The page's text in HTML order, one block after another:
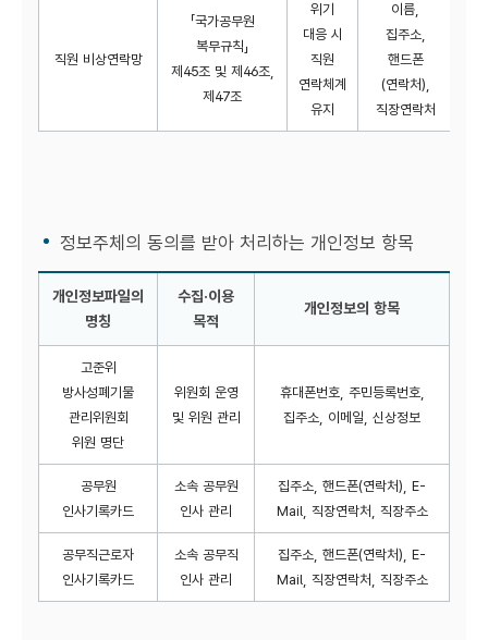
직원 비상연락망
「국가공무원
복무규칙」
제45조 및 제46조,
제47조
위기
대응 시
직원
연락체계
유지
이름,
집주소,
핸드폰
(연락처),
직장연락처
정보주체의 동의를 받아 처리하는 개인정보 항목
개인정보파일의
명칭
수집·이용
목적
개인정보의 항목
고준위
방사성폐기물
관리위원회
위원 명단
위원회 운영
및 위원 관리
휴대폰번호, 주민등록번호,
집주소, 이메일, 신상정보
공무원
인사기록카드
소속 공무원
인사 관리
집주소, 핸드폰(연락처), E-
Mail, 직장연락처, 직장주소
공무직근로자
인사기록카드
소속 공무직
인사 관리
집주소, 핸드폰(연락처), E-
Mail, 직장연락처, 직장주소